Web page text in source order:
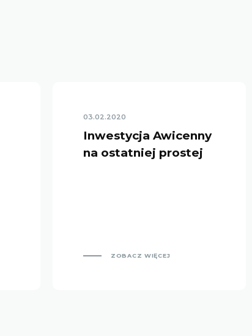
03.02.2020
Inwestycja Awicenny
na ostatniej prostej
ZOBACZ WIĘCEJ